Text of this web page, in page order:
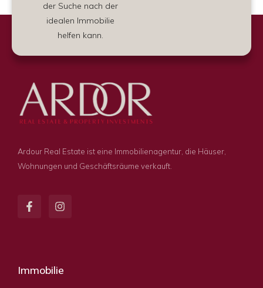
der Suche nach der
idealen Immobilie
helfen kann.
Ardour Real Estate ist eine Immobilienagentur, die Häuser,
Wohnungen und Geschäftsräume verkauft.
Immobilie